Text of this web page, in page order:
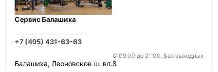
Сервис Балашиха
+7 (495) 431-63-63
С 09:00 до 21:00. Без выходных
Балашиха, Леоновское ш. вл.8